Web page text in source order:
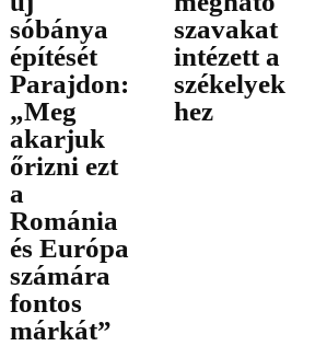
sóbánya
építését
Parajdon:
„Meg
akarjuk
őrizni ezt
a
Románia
és Európa
számára
fontos
márkát”
szavakat
intézett a
székelyek
hez